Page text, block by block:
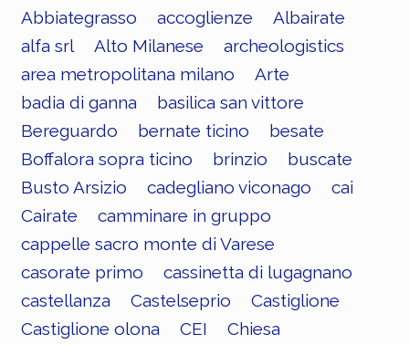
Abbiategrasso accoglienze
Albairate
alfa srl
Alto Milanese
archeologistics
area metropolitana milano
Arte
badia di ganna
basilica san vittore
Bereguardo
bernate ticino
besate
Boffalora sopra ticino
brinzio
buscate
Busto Arsizio
cadegliano viconago
cai
Cairate
camminare in gruppo
cappelle sacro monte di Varese
casorate primo
cassinetta di lugagnano
castellanza
Castelseprio
Castiglione
Castiglione olona
CEI
Chiesa